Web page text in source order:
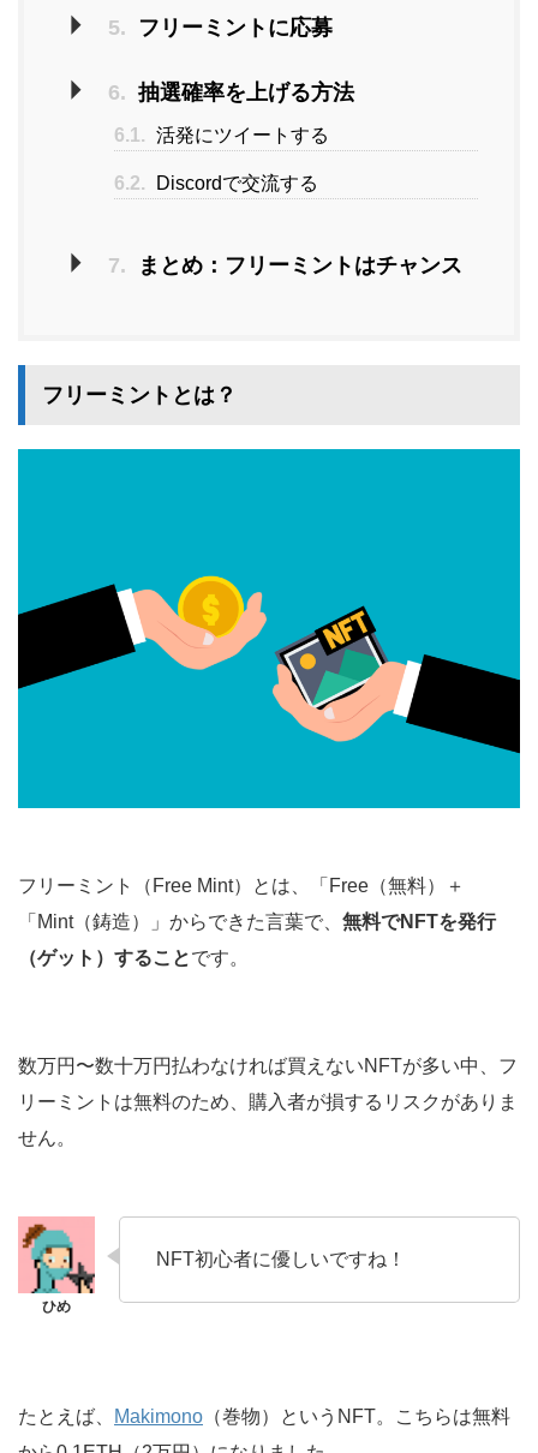
5. フリーミントに応募
6. 抽選確率を上げる方法
6.1. 活発にツイートする
6.2. Discordで交流する
7. まとめ：フリーミントはチャンス
フリーミントとは？
フリーミント（Free Mint）とは、「Free（無料）＋
「Mint（鋳造）」からできた言葉で、 無料でNFTを発行
（ゲット）することです。
数万円〜数十万円払わなければ買えないNFTが多い中、フ
リーミントは無料のため、購入者が損するリスクがありま
せん。
NFT初心者に優しいですね！
たとえば、 Makimono （巻物）というNFT。こちらは無料